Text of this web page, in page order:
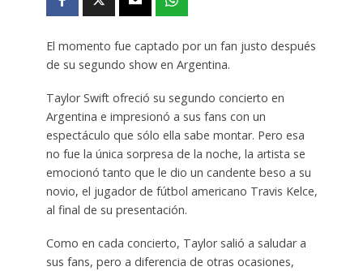
El momento fue captado por un fan justo después
de su segundo show en Argentina.
Taylor Swift ofreció su segundo concierto en
Argentina e impresionó a sus fans con un
espectáculo que sólo ella sabe montar. Pero esa
no fue la única sorpresa de la noche, la artista se
emocionó tanto que le dio un candente beso a su
novio, el jugador de fútbol americano Travis Kelce,
al final de su presentación.
Como en cada concierto, Taylor salió a saludar a
sus fans, pero a diferencia de otras ocasiones,